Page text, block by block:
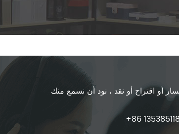
أو اقتراح أو نقد ، نود أن نسمع منك
+86